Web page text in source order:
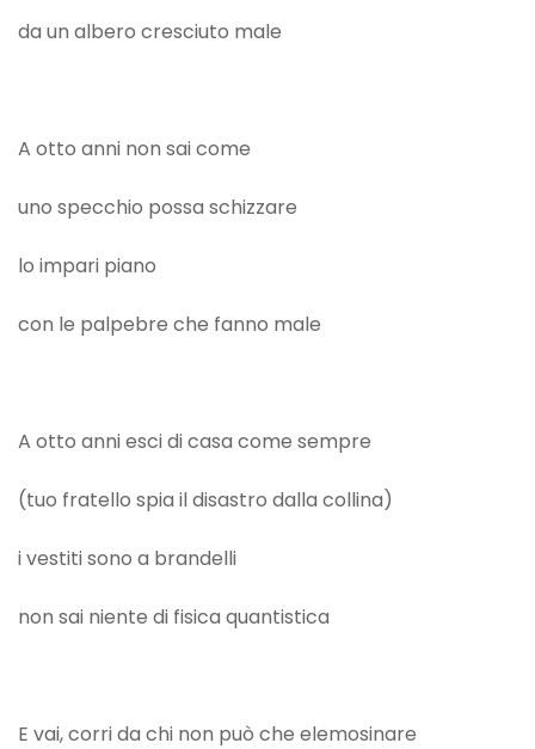
da un albero cresciuto male
A otto anni non sai come
uno specchio possa schizzare
lo impari piano
con le palpebre che fanno male
A otto anni esci di casa come sempre
(tuo fratello spia il disastro dalla collina)
i vestiti sono a brandelli
non sai niente di fisica quantistica
E vai, corri da chi non può che elemosinare